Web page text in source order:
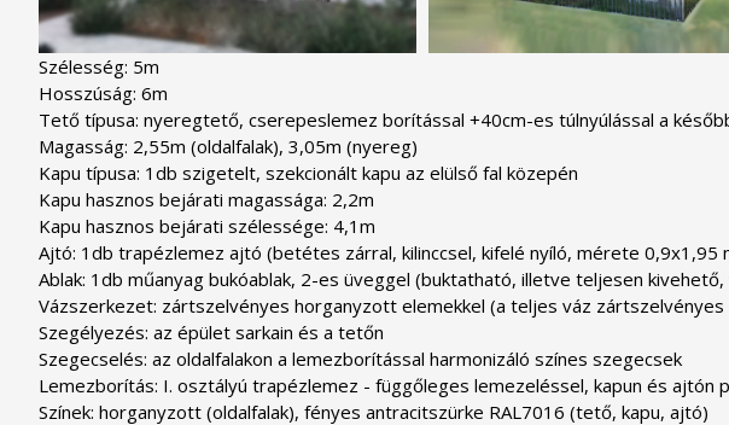
Szélesség: 5m
Hosszúság: 6m
Tető típusa: nyeregtető, cserepeslemez borítással +40cm-es túlnyúlással a
Magasság: 2,55m (oldalfalak), 3,05m (nyereg)
Kapu típusa: 1db szigetelt, szekcionált kapu az elülső fal közepén
Kapu hasznos bejárati magassága: 2,2m
Kapu hasznos bejárati szélessége: 4,1m
Ajtó: 1db trapézlemez ajtó (betétes zárral, kilinccsel, kifelé nyíló, mérete
Ablak: 1db műanyag bukóablak, 2-es üveggel (buktatható, illetve teljesen
Vázszerkezet: zártszelvényes horganyzott elemekkel (a teljes váz zártszelvényes
Szegélyezés: az épület sarkain és a tetőn
Szegecselés: az oldalfalakon a lemezborítással harmonizáló színes szegecsek
Lemezborítás: I. osztályú trapézlemez - függőleges lemezeléssel, kapun és ajtón
Színek: horganyzott (oldalfalak), fényes antracitszürke RAL7016 (tető, kapu, ajtó)